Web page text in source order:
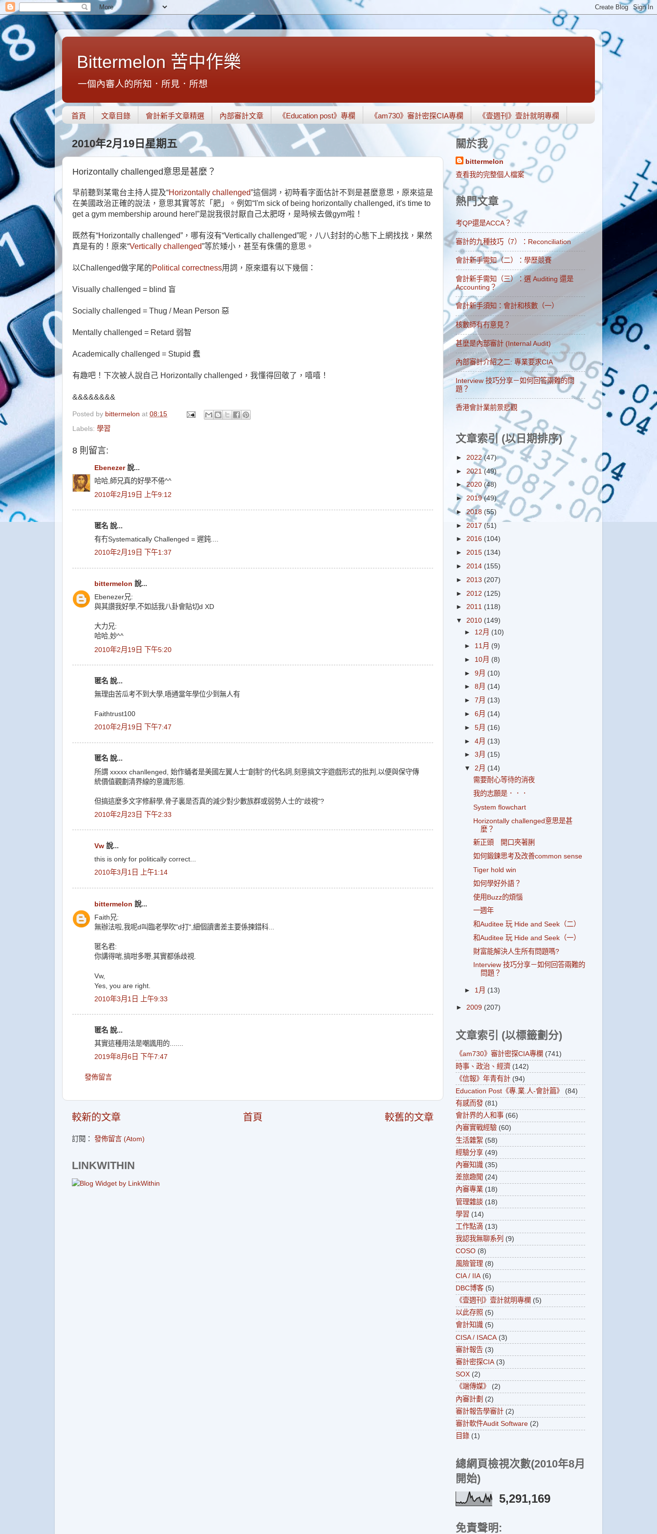
Bittermelon 苦中作樂
一個內審人的所知．所見．所想
首頁 文章目錄 會計新手文章精選 內部審計文章 《Education post》專欄 《am730》審計密探CIA專欄 《壹週刊》壹計就明專欄
2010年2月19日星期五
Horizontally challenged意思是甚麼？
早前聽到某電台主持人提及“Horizontally challenged”這個詞，初時看字面估計不到是甚麼意思，原來這是
在美國政治正確的說法，意思其實等於「肥」。例如“I'm sick of being horizontally challenged, it's time to
get a gym membership around here!”是說我很討厭自己太肥呀，是時候去做gym啦！
既然有“Horizontally challenged”，哪有沒有“Vertically challenged”呢，八八封封的心態下上網找找，果然
真是有的！原來“Vertically challenged”等於矮小，甚至有侏儒的意思。
以Challenged做字尾的Political correctness用詞，原來還有以下幾個：
Visually challenged = blind 盲
Socially challenged = Thug / Mean Person 惡
Mentally challenged = Retard 弱智
Academically challenged = Stupid 蠢
有趣吧！下次被人說自己 Horizontally challenged，我懂得回敬了，嘻嘻！
&&&&&&&&
Posted by bittermelon at 08:15
Labels: 學習
8 則留言:
Ebenezer說...
哈哈,師兄真的好學不倦^^
2010年2月19日 上午9:12
匿名 說...
有冇Systematically Challenged = 遲鈍....
2010年2月19日 下午1:37
bittermelon 說...
Ebenezer兄:
與其讚我好學,不如話我八卦會貼切d XD
大力兄:
哈哈,妙^^
2010年2月19日 下午5:20
匿名 說...
無理由苦瓜考不到大學,唔通當年學位少到無人有
Faithtrust100
2010年2月19日 下午7:47
匿名 說...
所謂 xxxxx chanllenged, 始作蛹者是美國左翼人士"創制"的代名詞,刻意搞文字遊戲形式的批判,以便與保守傳
統價值觀劃清界線的意識形態.
但搞這麼多文字修辭學,骨子裏是否真的減少對少數族群或弱勢人士的"歧視"?
2010年2月23日 下午2:33
Vw 說...
this is only for politically correct...
2010年3月1日 上午1:14
bittermelon 說...
Faith兄:
無辦法啦,我呢d叫臨老學吹"d打",細個讀書差主要係揀錯科...
匿名君:
你講得啱,搞咁多嘢,其實都係歧視.
Vw,
Yes, you are right.
2010年3月1日 上午9:33
匿名 說...
其實這種用法是嘲諷用的.......
2019年8月6日 下午7:47
發佈留言
較新的文章 較舊的文章
首頁
訂閱： 發佈留言 (Atom)
LINKWITHIN
關於我
bittermelon
查看我的完整個人檔案
熱門文章
考QP還是ACCA？
審計的九種技巧（7）：Reconciliation
會計新手需知（二）：學歷競賽
會計新手需知（三）：選 Auditing 還是
Accounting？
會計新手須知：會計和核數（一）
核數師有冇意見？
甚麼是內部審計 (Internal Audit)
內部審計介紹之二: 專業要求CIA
Interview 技巧分享－如何回答兩難的問
題？
香港會計業前景悲觀
文章索引 (以日期排序)
► 2022(47)
► 2021(49)
►2020 (48)
► 2019(49)
►2018 (55)
► 2017 (51)
► 2016 (104)
► 2015 (134)
► 2014 (155)
► 2013 (207)
► 2012 (125)
► 2011 (118)
▼ 2010 (149)
► 12月 (10)
► 11月 (9)
► 10月 (8)
►9月 (10)
►8月 (14)
►7月 (13)
►6月 (14)
►5月 (16)
►4月 (13)
►3月 (15)
▼ 2月 (14)
需要耐心等待的消夜
我的志願是．．．
System flowchart
Horizontally challenged意思是甚
麼？
新正頭 開口夾著脷
如何鍛鍊思考及改善common sense
Tiger hold win
如何學好外語？
使用Buzz的煩惱
一週年
和Auditee 玩 Hide and Seek（二）
和Auditee 玩 Hide and Seek（一）
財富能解決人生所有問題嗎?
Interview 技巧分享－如何回答兩難的
問題？
► 1月 (13)
► 2009 (207)
文章索引 (以標籤劃分)
《am730》審計密探CIA專欄 (741)
時事、政治、經濟 (142)
《信報》年青有計 (94)
Education Post《專.業.人-會計篇》
(84)
有感而發 (81)
會計界的人和事 (66)
內審實戰經驗 (60)
生活雜絮 (58)
經驗分享 (49)
內審知識 (35)
差旅趣聞 (24)
內審專業 (18)
管理雜談 (18)
學習 (14)
工作點滴 (13)
我認我無聊系列 (9)
COSO (8)
風險管理 (8)
CIA / IIA (6)
DBC博客 (5)
《壹週刊》壹計就明專欄 (5)
以此存照 (5)
會計知識 (5)
CISA / ISACA (3)
審計報告 (3)
審計密探CIA (3)
SOX (2)
《端傳媒》
(2)
內審計劃 (2)
審計報告學審計 (2)
審計軟件Audit Software (2)
目錄 (1)
總網頁檢視次數(2010年8月
開始)
5,291,169
免責聲明: